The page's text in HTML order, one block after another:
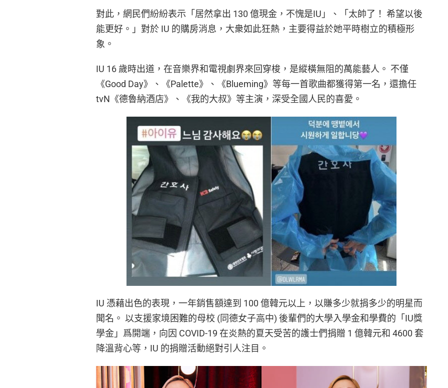
對此，網民們紛紛表示「居然拿出 130 億現金，不愧是IU」、「太帥了！ 希望以後
能更好。」對於 IU 的購房消息，大衆如此狂熱，主要得益於她平時樹立的積極形
象。
IU 16 歲時出道，在音樂界和電視劇界來回穿梭，是縱橫無阻的萬能藝人。 不僅
《Good Day》、《Palette》、《Blueming》等每一首歌曲都獲得第一名，還擔任
tvN《德魯納酒店》、《我的大叔》等主演，深受全國人民的喜愛。
IU 憑藉出色的表現，一年銷售額達到 100 億韓元以上，以賺多少就捐多少的明星而
聞名。 以支援家境困難的母校 (同德女子高中) 後輩們的大學入學金和學費的「IU獎
學金」爲開端，向因 COVID-19 在炎熱的夏天受苦的護士們捐贈 1 億韓元和 4600 套
降溫背心等，IU 的捐贈活動絕對引人注目。